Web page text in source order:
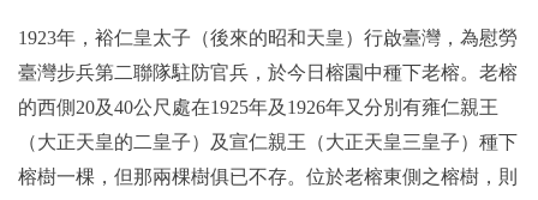
1923年，裕仁皇太子（後來的昭和天皇）行啟臺灣，為慰勞
臺灣步兵第二聯隊駐防官兵，於今日榕園中種下老榕。老榕
的西側20及40公尺處在1925年及1926年又分別有雍仁親王
（大正天皇的二皇子）及宣仁親王（大正天皇三皇子）種下
榕樹一棵，但那兩棵樹俱已不存。位於老榕東側之榕樹，則